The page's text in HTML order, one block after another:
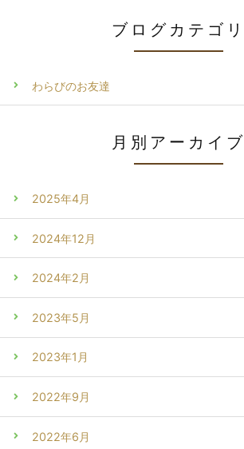
ブログカテゴリ
わらびのお友達
月別アーカイブ
2025年4月
2024年12月
2024年2月
2023年5月
2023年1月
2022年9月
2022年6月